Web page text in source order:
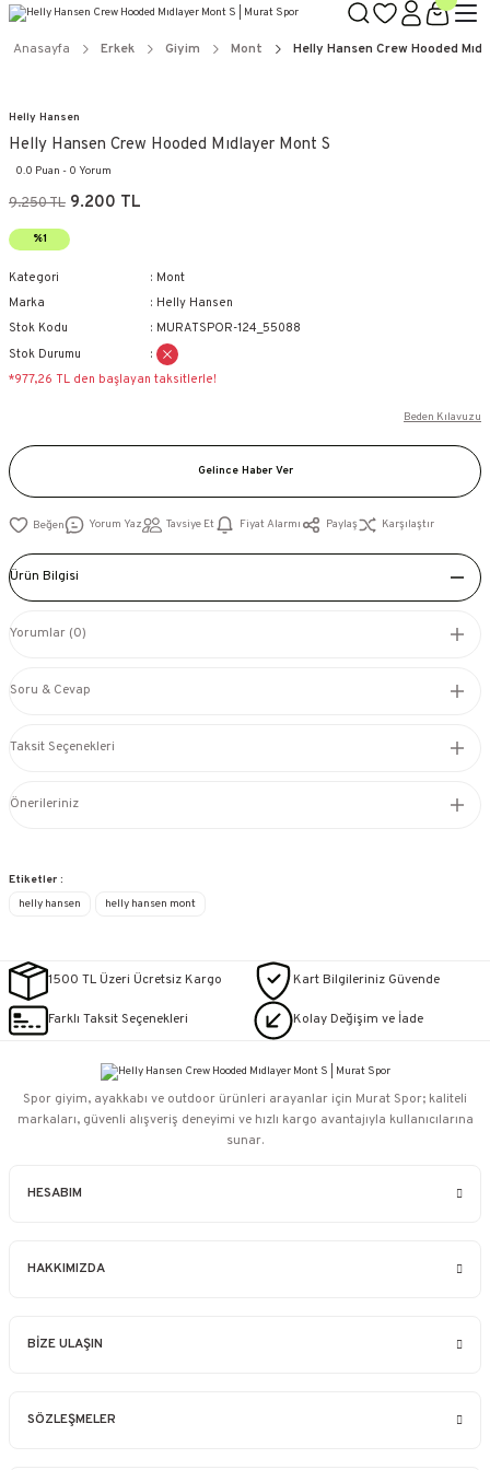
Anasayfa Erkek Giyim Mont Helly Hansen Crew Hooded
Helly Hansen
Helly Hansen Crew Hooded Mıdlayer Mont S
0.0 Puan - 0 Yorum
9.250 TL 9.200 TL
%1
Kategori
Mont
Marka
Helly Hansen
Stok Kodu
MURATSPOR-124_55088
Stok Durumu
*977,26 TL den başlayan taksitlerle!
Beden Kılavuzu
Gelince Haber Ver
Yorum Yaz Tavsiye Et Fiyat Alarmı Paylaş Karşılaştır
Ürün Bilgisi
Yorumlar (0)
Soru & Cevap
Taksit Seçenekleri
Önerileriniz
Etiketler :
helly hansen
helly hansen mont
1500 TL Üzeri Ücretsiz Kargo Kart Bilgileriniz Güvende
Farklı Taksit Seçenekleri Kolay Değişim ve İade
HESABIM
HAKKIMIZDA
BİZE ULAŞIN
SÖZLEŞMELER
Spor giyim, ayakkabı ve outdoor ürünleri arayanlar için Murat Spor; kaliteli
markaları, güvenli alışveriş deneyimi ve hızlı kargo avantajıyla kullanıcılarına
sunar.